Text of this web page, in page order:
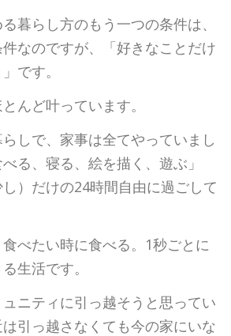
暮らし方のもう一つの条件は、
なのですが、「好きなことだけ
です。
んど叶っています。
しで、家事は全てやっていまし
る、寝る、絵を描く、遊ぶ」
し）だけの24時間自由に過ごして
べたい時に食べる。1秒ごとに
生活です。
ニティに引っ越そうと思ってい
引っ越さなくても今の家にいな